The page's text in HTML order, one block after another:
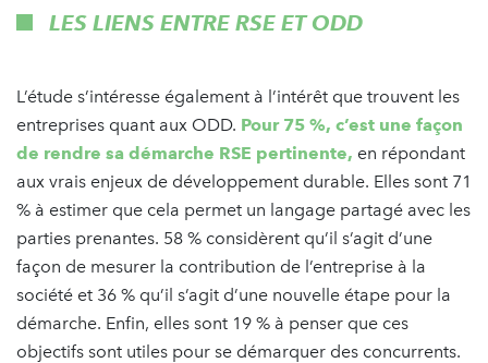
LES LIENS ENTRE RSE ET ODD
L’étude s’intéresse également à l’intérêt que trouvent les
entreprises quant aux ODD. Pour 75 %, c’est une façon
de rendre sa démarche RSE pertinente, en répondant
aux vrais enjeux de développement durable. Elles sont 71
% à estimer que cela permet un langage partagé avec les
parties prenantes. 58 % considèrent qu’il s’agit d’une
façon de mesurer la contribution de l’entreprise à la
société et 36 % qu’il s’agit d’une nouvelle étape pour la
démarche. Enfin, elles sont 19 % à penser que ces
objectifs sont utiles pour se démarquer des concurrents.